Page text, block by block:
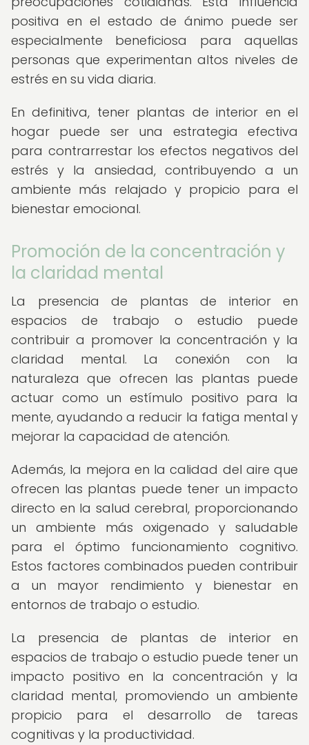
positiva en el estado de ánimo puede ser
especialmente beneficiosa para aquellas
personas que experimentan altos niveles de
estrés en su vida diaria.
En definitiva, tener plantas de interior en el
hogar puede ser una estrategia efectiva
para contrarrestar los efectos negativos del
estrés y la ansiedad, contribuyendo a un
ambiente más relajado y propicio para el
bienestar emocional.
Promoción de la concentración y
la claridad mental
La presencia de plantas de interior en
espacios de trabajo o estudio puede
contribuir a promover la concentración y la
claridad mental. La conexión con la
naturaleza que ofrecen las plantas puede
actuar como un estímulo positivo para la
mente, ayudando a reducir la fatiga mental y
mejorar la capacidad de atención.
Además, la mejora en la calidad del aire que
ofrecen las plantas puede tener un impacto
directo en la salud cerebral, proporcionando
un ambiente más oxigenado y saludable
para el óptimo funcionamiento cognitivo.
Estos factores combinados pueden contribuir
a un mayor rendimiento y bienestar en
entornos de trabajo o estudio.
La presencia de plantas de interior en
espacios de trabajo o estudio puede tener un
impacto positivo en la concentración y la
claridad mental, promoviendo un ambiente
propicio para el desarrollo de tareas
cognitivas y la productividad.